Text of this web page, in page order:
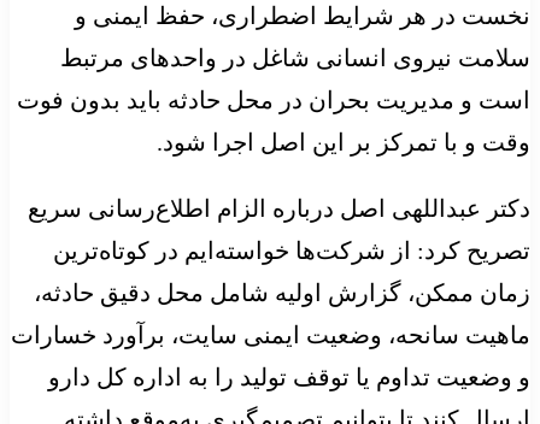
نخست در هر شرایط اضطراری، حفظ ایمنی و
سلامت نیروی انسانی شاغل در واحدهای مرتبط
است و مدیریت بحران در محل حادثه باید بدون فوت
وقت و با تمرکز بر این اصل اجرا شود.
دکتر عبداللهی اصل درباره الزام اطلاع‌رسانی سریع
تصریح کرد: از شرکت‌ها خواسته‌ایم در کوتاه‌ترین
زمان ممکن، گزارش اولیه شامل محل دقیق حادثه،
ماهیت سانحه، وضعیت ایمنی سایت، برآورد خسارات
و وضعیت تداوم یا توقف تولید را به اداره کل دارو
ارسال کنند تا بتوانیم تصمیم‌گیری به‌موقع داشته